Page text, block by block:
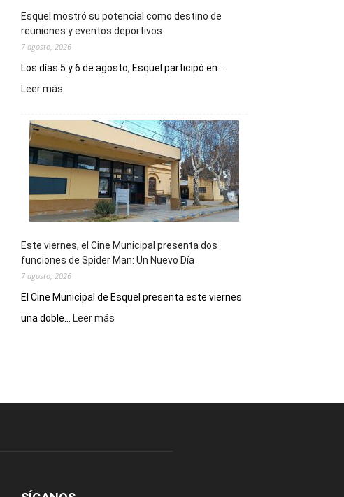
Esquel mostró su potencial como destino de
reuniones y eventos deportivos
7 agosto, 2026
Los días 5 y 6 de agosto, Esquel participó en...
Leer más
su
potencial
como
destino
de
reuniones
y
deportivos
Este viernes, el Cine Municipal presenta dos
funciones de Spider Man: Un Nuevo Día
7 agosto, 2026
El Cine Municipal de Esquel presenta este viernes
una doble...
Leer más
presenta